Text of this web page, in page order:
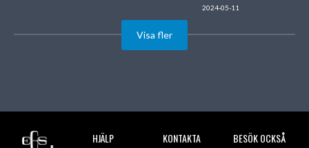
2024-05-11
Visa fler
HJÄLP
KONTAKTA
BESÖK OCKSÅ